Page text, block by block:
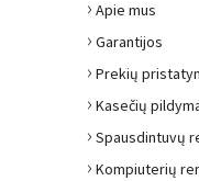
› Apie mus
› Garantijos
› Prekių
› Kasečių
› Spausdintuvų
› Kompiuterių